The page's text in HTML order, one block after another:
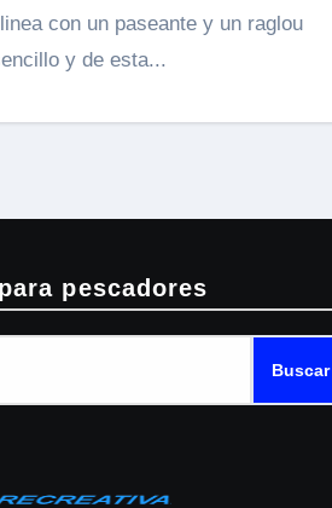
y de esta...
pescadores
Buscar